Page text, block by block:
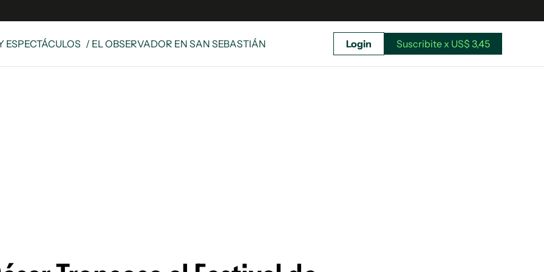
ESPECTÁCULOS / EL OBSERVADOR EN SAN SEBASTIÁN Login Suscribite x US$ 3,45